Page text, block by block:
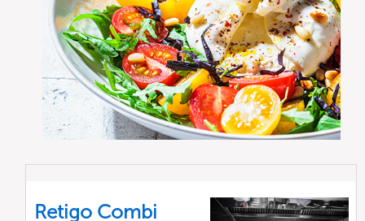
Retigo Combi